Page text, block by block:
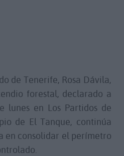
de Tenerife, Rosa Dávila,
forestal, declarado a
lunes en Los Partidos de
de El Tanque, continúa
en consolidar el perímetro